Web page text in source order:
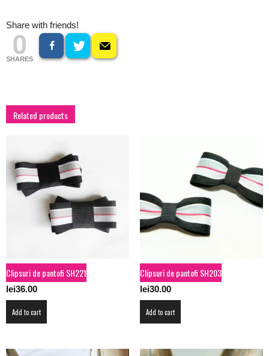
Share with friends!
0
SHARES
Related products
Clipsuri de pantofi SH221
lei36.00
Add to cart
Clipsuri de pantofi SH203
lei30.00
Add to cart